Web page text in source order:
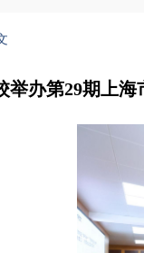
举办第29期上